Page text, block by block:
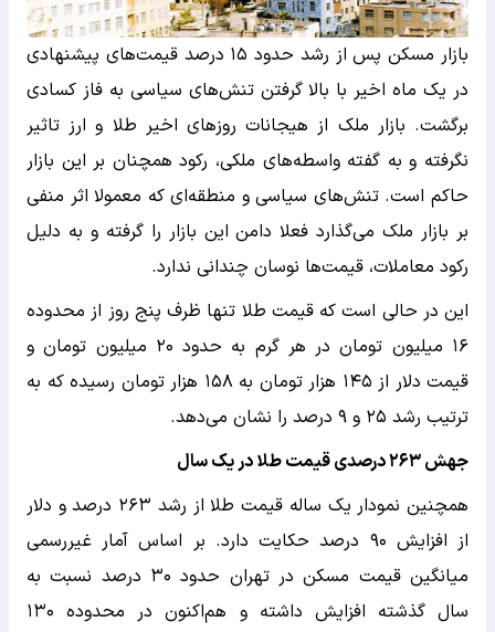
بازار مسکن پس از رشد حدود ۱۵ درصد قیمت‌های پیشنهادی
در یک ماه اخیر با بالا گرفتن تنش‌های سیاسی به فاز کسادی
برگشت. بازار ملک از هیجانات روزهای اخیر طلا و ارز تاثیر
نگرفته و به گفته واسطه‌های ملکی، رکود همچنان بر این بازار
حاکم است. تنش‌های سیاسی و منطقه‌ای که معمولا اثر منفی
بر بازار ملک می‌گذارد فعلا دامن این بازار را گرفته و به دلیل
رکود معاملات، قیمت‌ها نوسان چندانی ندارد.
این در حالی است که قیمت طلا تنها ظرف پنج روز از محدوده
۱۶ میلیون تومان در هر گرم به حدود ۲۰ میلیون تومان و
قیمت دلار از ۱۴۵ هزار تومان به ۱۵۸ هزار تومان رسیده که به
ترتیب رشد ۲۵ و ۹ درصد را نشان می‌دهد.
جهش ۲۶۳ درصدی قیمت طلا در یک سال
همچنین نمودار یک ساله قیمت طلا از رشد ۲۶۳ درصد و دلار
از افزایش ۹۰ درصد حکایت دارد. بر اساس آمار غیررسمی
میانگین قیمت مسکن در تهران حدود ۳۰ درصد نسبت به
سال گذشته افزایش داشته و هم‌اکنون در محدوده ۱۳۰